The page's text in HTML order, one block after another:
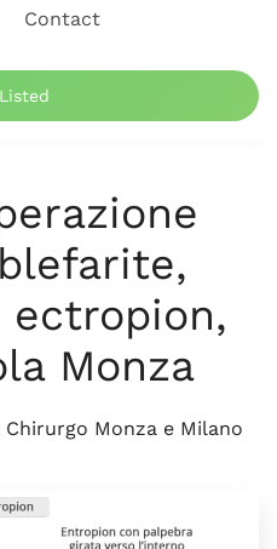
Contact
Monza
Monza e Milano